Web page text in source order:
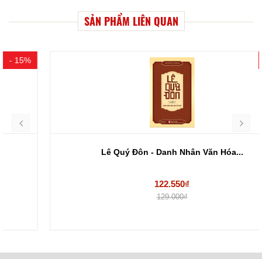
SẢN PHẨM LIÊN QUAN
Lê Quý Đôn - Danh Nhân Văn Hóa...